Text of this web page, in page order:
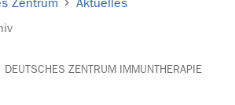
DEUTSCHES ZENTRUM IMMUNTHERAPIE